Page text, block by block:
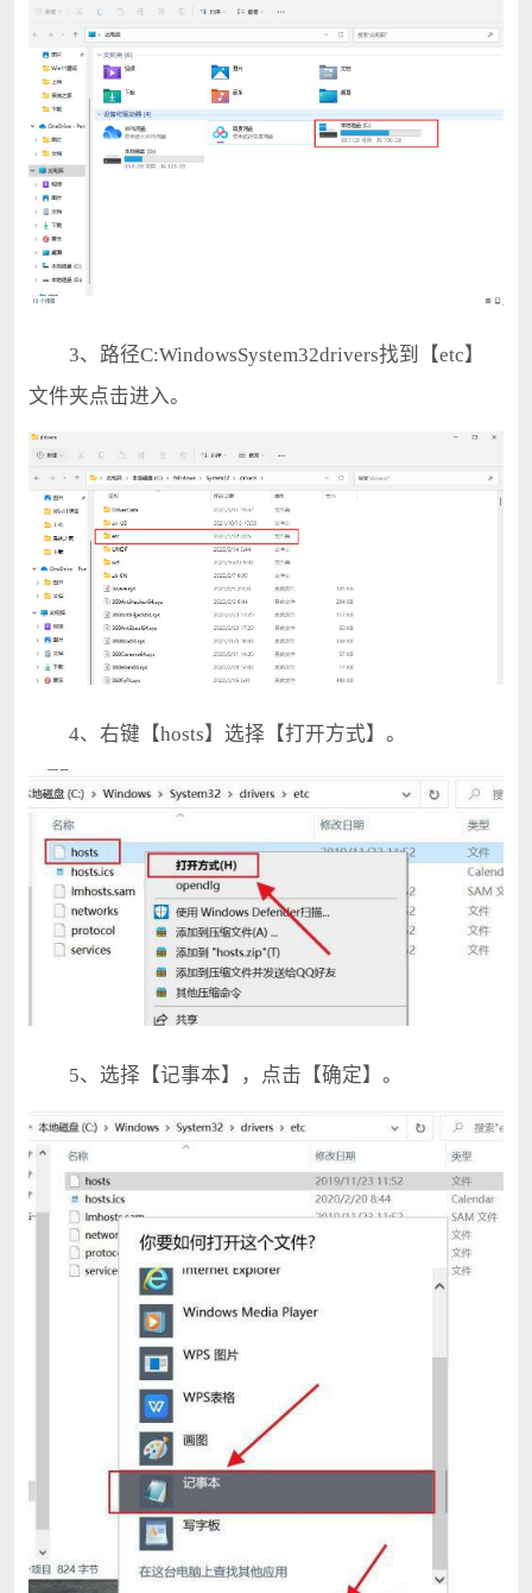
3、路径C:WindowsSystem32drivers找到【etc】
文件夹点击进入。
4、右键【hosts】选择【打开方式】。
5、选择【记事本】，点击【确定】。